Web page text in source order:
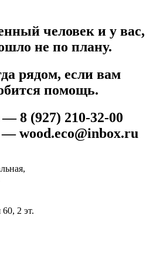
человек и у вас,
не по плану.
рядом, если вам
помощь.
8 (927) 210-32-00
wood.eco@inbox.ru
2 эт.